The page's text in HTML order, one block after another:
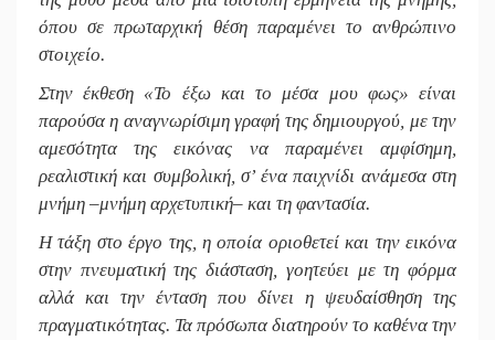
όπου σε πρωταρχική θέση παραμένει το ανθρώπινο
στοιχείο.
Στην έκθεση «Το έξω και το μέσα μου φως» είναι
παρούσα η αναγνωρίσιμη γραφή της δημιουργού, με την
αμεσότητα της εικόνας να παραμένει αμφίσημη,
ρεαλιστική και συμβολική, σ’ ένα παιχνίδι ανάμεσα στη
μνήμη –μνήμη αρχετυπική– και τη φαντασία.
Η τάξη στο έργο της, η οποία οριοθετεί και την εικόνα
στην πνευματική της διάσταση, γοητεύει με τη φόρμα
αλλά και την ένταση που δίνει η ψευδαίσθηση της
πραγματικότητας. Τα πρόσωπα διατηρούν το καθένα την